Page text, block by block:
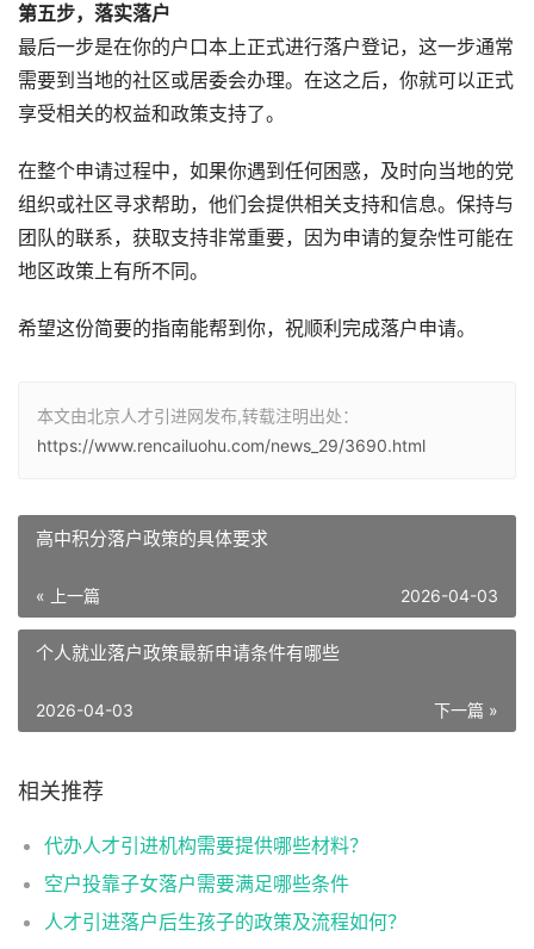
第五步，落实落户
最后一步是在你的户口本上正式进行落户登记，这一步通常
需要到当地的社区或居委会办理。在这之后，你就可以正式
享受相关的权益和政策支持了。
在整个申请过程中，如果你遇到任何困惑，及时向当地的党
组织或社区寻求帮助，他们会提供相关支持和信息。保持与
团队的联系，获取支持非常重要，因为申请的复杂性可能在
地区政策上有所不同。
希望这份简要的指南能帮到你，祝顺利完成落户申请。
本文由北京人才引进网发布,转载注明出处：
https://www.rencailuohu.com/news_29/3690.html
高中积分落户政策的具体要求
« 上一篇 2026-04-03
个人就业落户政策最新申请条件有哪些
下一篇 »
2026-04-03
相关推荐
代办人才引进机构需要提供哪些材料？
空户投靠子女落户需要满足哪些条件
人才引进落户后生孩子的政策及流程如何？